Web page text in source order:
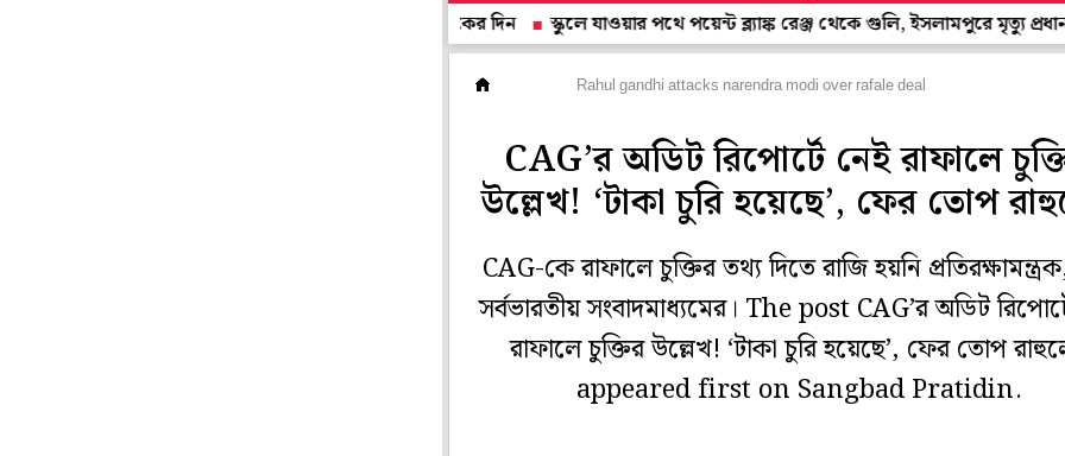
৮ আগস্ট ২০২৬: সিংহ রাশির আজকের দিন
স্কুলে যাওয়ার পথে পয়েন্ট ব্ল্যাঙ্ক রেঞ্জ থেকে গুলি, ইসলামপুরে মৃত্যু
Rahul gandhi attacks narendra modi over rafale deal
CAG’র অডিট রিপোর্টে নেই রাফালে
উল্লেখ! ‘টাকা চুরি হয়েছে’, ফের তোপ
CAG-কে রাফালে চুক্তির তথ্য দিতে রাজি হয়নি
সর্বভারতীয় সংবাদমাধ্যমের। The post CAG’র অডিট
রাফালে চুক্তির উল্লেখ! ‘টাকা চুরি হয়েছে’, ফের তোপ
appeared first on Sangbad Pratidin.